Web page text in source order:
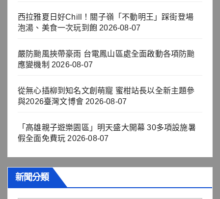
西拉雅夏日好Chill！關子嶺「不動明王」踩街登場
泡湯、美食一次玩到飽 2026-08-07
嚴防颱風挾帶豪雨 台電鳳山區處全面啟動各項防颱
應變機制 2026-08-07
從無心插柳到知名文創萌寵 蜜柑站長以全新主題參
與2026臺灣文博會 2026-08-07
「高雄親子遊樂園區」明天盛大開幕 30多項設施暑
假全面免費玩 2026-08-07
新聞分類